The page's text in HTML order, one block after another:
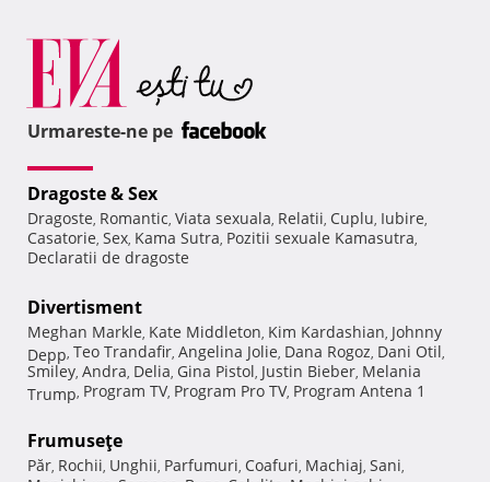
Urmareste-ne pe
Dragoste & Sex
Dragoste, Romantic, Viata sexuala, Relatii, Cuplu, Iubire,
Casatorie, Sex, Kama Sutra, Pozitii sexuale Kamasutra,
Declaratii de dragoste
Divertisment
Meghan Markle, Kate Middleton, Kim Kardashian, Johnny
Depp, Teo Trandafir, Angelina Jolie, Dana Rogoz, Dani Otil,
Smiley, Andra, Delia, Gina Pistol, Justin Bieber, Melania
Trump, Program TV, Program Pro TV, Program Antena 1
Frumuseţe
Păr, Rochii, Unghii, Parfumuri, Coafuri, Machiaj, Sani,